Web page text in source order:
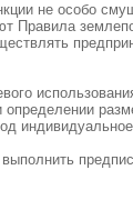
не особо